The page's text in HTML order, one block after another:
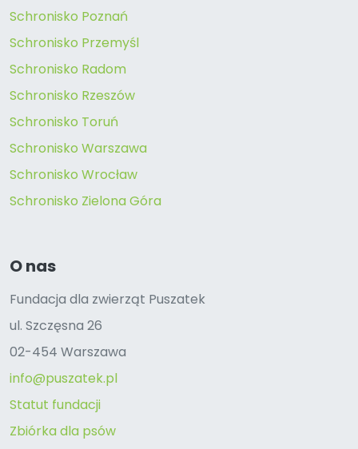
Schronisko Poznań
Schronisko Przemyśl
Schronisko Radom
Schronisko Rzeszów
Schronisko Toruń
Schronisko Warszawa
Schronisko Wrocław
Schronisko Zielona Góra
O nas
Fundacja dla zwierząt Puszatek
ul. Szczęsna 26
02-454 Warszawa
info@puszatek.pl
Statut fundacji
Zbiórka dla psów